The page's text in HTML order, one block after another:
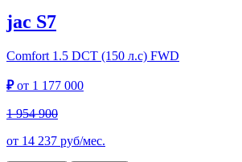
jac S7
Comfort 1.5 DCT (150 л.с) FWD
₽от 1 177 000
1 954 900
от 14 237 руб/мес.